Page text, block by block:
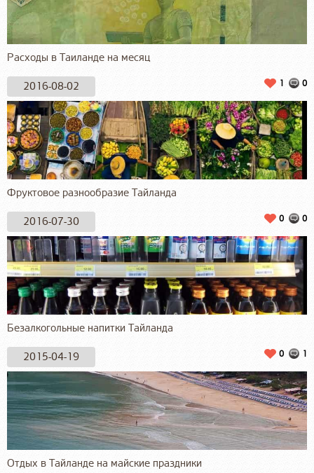
Расходы в Таиланде на месяц
2016-08-02 0
1
Фруктовое разнообразие Тайланда
2016-07-30 0
0
Безалкогольные напитки Тайланда
2015-04-19 1
0
Отдых в Тайланде на майские праздники